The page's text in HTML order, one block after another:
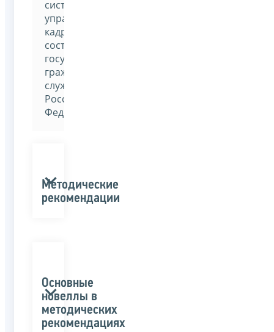
система
управления
кадровым
составом
государственной
гражданской
службы
Российской
Федерации»
Методические
рекомендации
Основные
новеллы в
методических
рекомендациях